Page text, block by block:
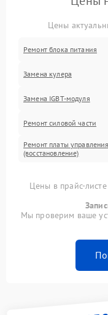
Цены
Ремонт блока питания
Замена кулера
Замена IGBT-модуля
Ремонт силовой части
Ремонт платы управления
(восстановление)
Цены в прайс-
Мы проверим ваше